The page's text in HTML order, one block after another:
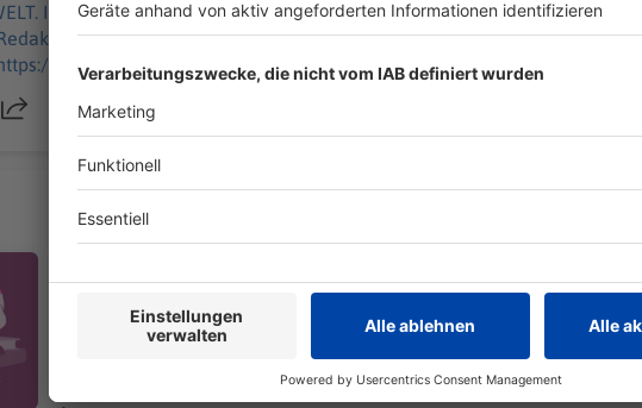
und donnerstags ab 6 Uhr. Wir freuen uns über Feedback an history@welt.de. Produktion:
Viola Koegst Impressum: https://www.welt.de/services/article7893735/Impressum.html
www.welt.de/services/article157550705/Datenschutzerklaerung-
geil für diese Welt"? Viva und die wilde Zeit des Musik-TV
Es war der erste reine Musikfernsehsender in Deutschland: Am 1.
Sendung und prägte die Popkultur nachhaltig. Mittendrin als
Giglinger. Im Gespräch mit Wim Orth spricht er in dieser Folge von
zur ersten Sendung, die Hochzeit des Musik-TV in Deutschland und
erlebt wurde. Das Buch "MTViva liebt dich! Die elektrisierende Geschichte des deutschen
Musikfernsehens" von Elmar Giglinger und Markus Kavka findet ihr
https://www.ullstein.de/werke/mtviva-liebt-dich/taschenbuch/9783548069906 In dieser